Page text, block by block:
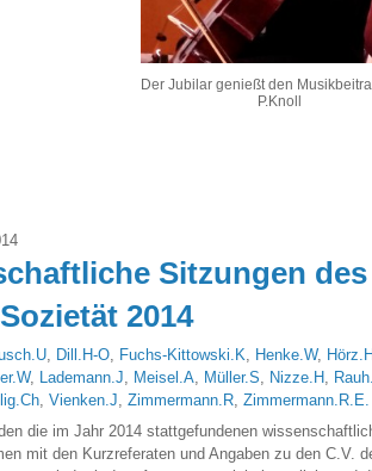
Der Jubilar genießt den
P.Knoll
Sitzungen
2014
Dill.H-O Fuchs-Kittowski.K Henke.W, Hörz.H
, Lademann.J Meisel.A Müller.S Nizze.H
Vienken.J Zimmermann.R Zimmermann.R.E.
die im Jahr 2014 stattgefundenen
mit den Kurzreferaten und Angaben zu den C.V.